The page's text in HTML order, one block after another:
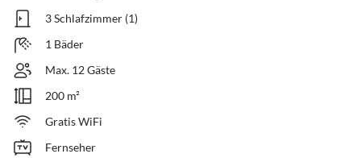
3 Schlafzimmer (1)
1 Bäder
Max. 12 Gäste
200 m²
Gratis WiFi
Fernseher